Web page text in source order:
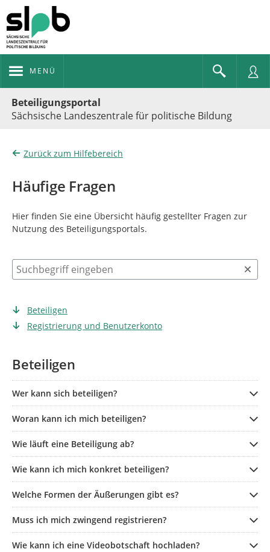
MENÜ
Beteiligungsportal
Sächsische Landeszentrale für politische Bildung
Zurück zum Hilfebereich
Häufige Fragen
Hier finden Sie eine Übersicht häufig gestellter Fragen zur
Nutzung des Beteiligungsportals.
Suchbegriff eingeben
Beteiligen
Registrierung und Benutzerkonto
Beteiligen
Wer kann sich beteiligen?
Woran kann ich mich beteiligen?
Wie läuft eine Beteiligung ab?
Wie kann ich mich konkret beteiligen?
Welche Formen der Äußerungen gibt es?
Muss ich mich zwingend registrieren?
Wie kann ich eine Videobotschaft hochladen?